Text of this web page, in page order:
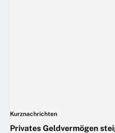
Kurznachrichten
Privates Geldvermögen